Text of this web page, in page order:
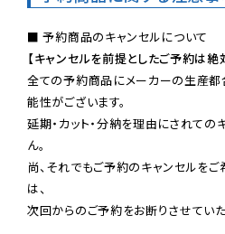
【キャンセルを前提としたご予約は絶
全ての予約商品にメーカーの生産都
能性がございます。
延期・カット・分納を理由にされて
ん。
尚、それでもご予約のキャンセルを
は、
次回からのご予約をお断りさせていた